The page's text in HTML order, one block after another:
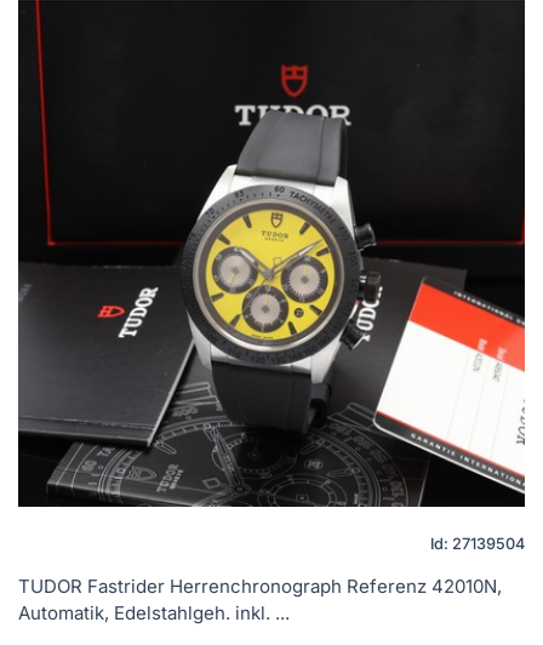
Id: 27139504
TUDOR Fastrider Herrenchronograph Referenz 42010N,
Automatik, Edelstahlgeh. inkl. ...